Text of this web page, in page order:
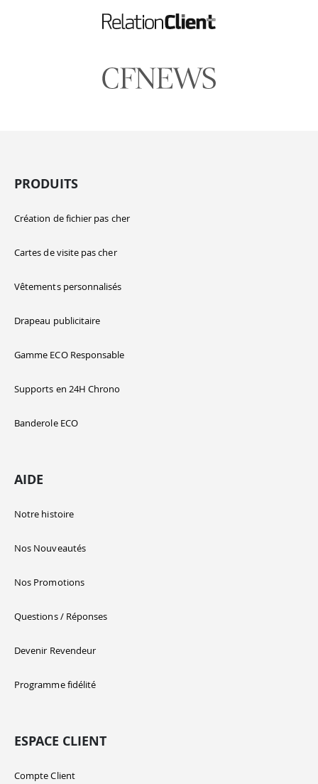
PRODUITS
Création de fichier pas cher
Cartes de visite pas cher
Vêtements personnalisés
Drapeau publicitaire
Gamme ECO Responsable
Supports en 24H Chrono
Banderole ECO
AIDE
Notre histoire
Nos Nouveautés
Nos Promotions
Questions / Réponses
Devenir Revendeur
Programme fidélité
ESPACE CLIENT
Compte Client